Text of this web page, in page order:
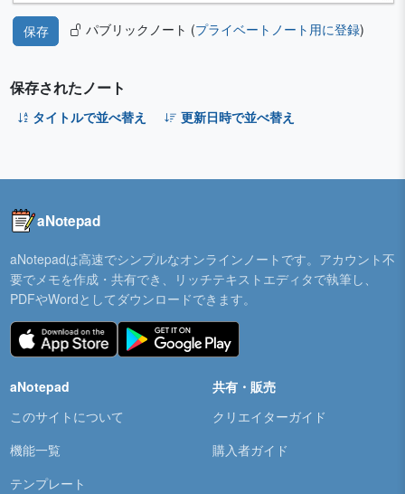
パブリックノート (プライベートノート用に登録)
保存されたノート
タイトルで並べ替え 更新日時で並べ替え
aNotepad
aNotepadは高速でシンプルなオンラインノートです。アカウント不
要でメモを作成・共有でき、リッチテキストエディタで執筆し、
PDFやWordとしてダウンロードできます。
aNotepad
このサイトについて
機能一覧
テンプレート
共有・販売
クリエイターガイド
購入者ガイド